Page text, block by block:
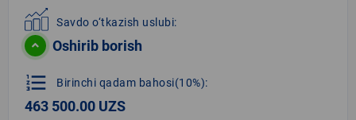
Savdo o‘tkazish uslubi:
Oshirib borish
format_list_numbered Birinchi qadam bahosi(10%):
463 500.00 UZS